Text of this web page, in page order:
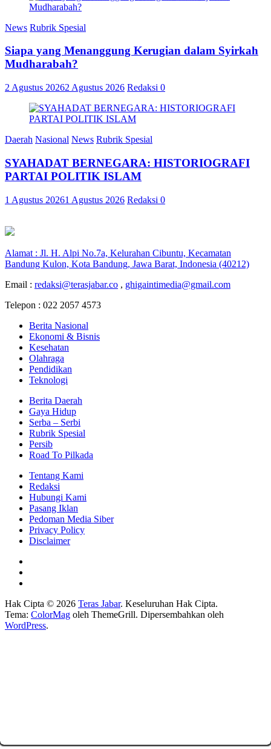
News Rubrik Spesial
Siapa yang Menanggung Kerugian dalam Syirkah
Mudharabah?
2 Agustus 20262 Agustus 2026 Redaksi 0
Daerah Nasional News Rubrik Spesial
SYAHADAT BERNEGARA: HISTORIOGRAFI
PARTAI POLITIK ISLAM
1 Agustus 20261 Agustus 2026 Redaksi 0
Alamat : Jl. H. Alpi No.7a, Kelurahan Cibuntu, Kecamatan
Bandung Kulon, Kota Bandung, Jawa Barat, Indonesia (40212)
Email : redaksi@terasjabar.co , ghigaintimedia@gmail.com
Telepon : 022 2057 4573
Berita Nasional
Ekonomi & Bisnis
Kesehatan
Olahraga
Pendidikan
Teknologi
Berita Daerah
Gaya Hidup
Serba – Serbi
Rubrik Spesial
Persib
Road To Pilkada
Tentang Kami
Redaksi
Hubungi Kami
Pasang Iklan
Pedoman Media Siber
Privacy Policy
Disclaimer
Hak Cipta © 2026 Teras Jabar. Keseluruhan Hak Cipta.
Tema: ColorMag oleh ThemeGrill. Dipersembahkan oleh
WordPress.